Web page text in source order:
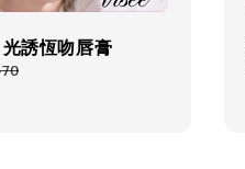
誘恆吻唇膏